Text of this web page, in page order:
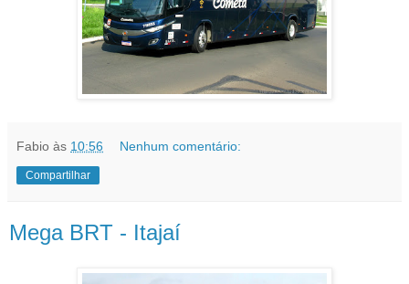
Fabio às 10:56 Nenhum comentário:
Compartilhar
Mega BRT - Itajaí